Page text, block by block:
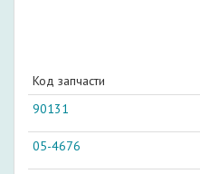
Код запчасти
90131
05-4676